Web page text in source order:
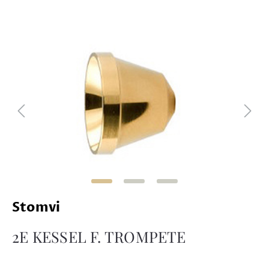
Stomvi
2E KESSEL F. TROMPETE